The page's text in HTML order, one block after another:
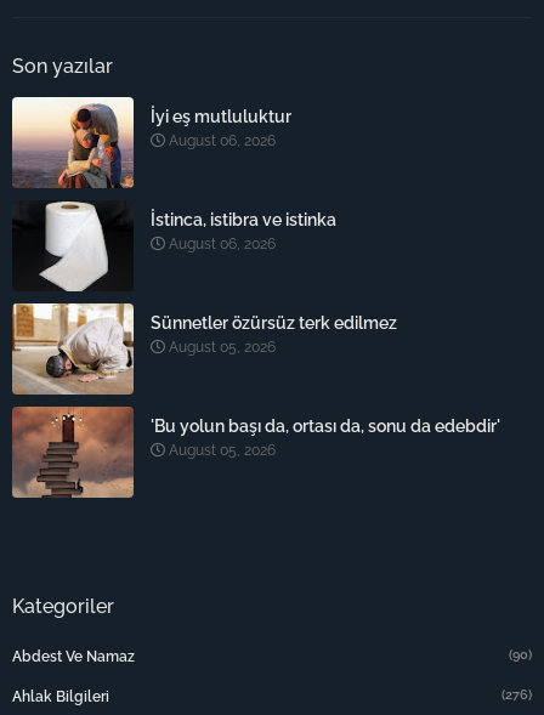
Son yazılar
İyi eş mutluluktur
August 06, 2026
İstinca, istibra ve istinka
August 06, 2026
Sünnetler özürsüz terk edilmez
August 05, 2026
'Bu yolun başı da, ortası da, sonu da edebdir'
August 05, 2026
Kategoriler
Abdest Ve Namaz (90)
Ahlak Bilgileri (276)